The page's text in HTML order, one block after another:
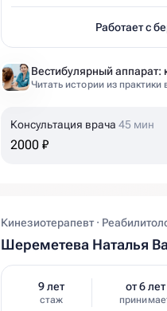
Работает с
Читать истории из практики
Консультация врача 45 мин
2000 ₽
Кинезиотерапевт ·
Шереметева Наталья
9 лет
стаж
от 6 лет